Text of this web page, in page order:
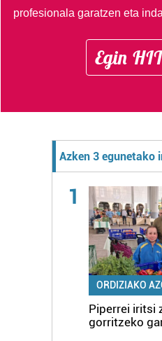
profesionala garatzen eta
Egin
Azken 3 egunetako
1
ORDIZIAKO
Piperrei iritsi
gorritzeko